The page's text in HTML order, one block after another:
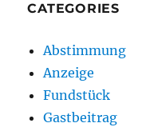
CATEGORIES
Abstimmung
Anzeige
Fundstück
Gastbeitrag